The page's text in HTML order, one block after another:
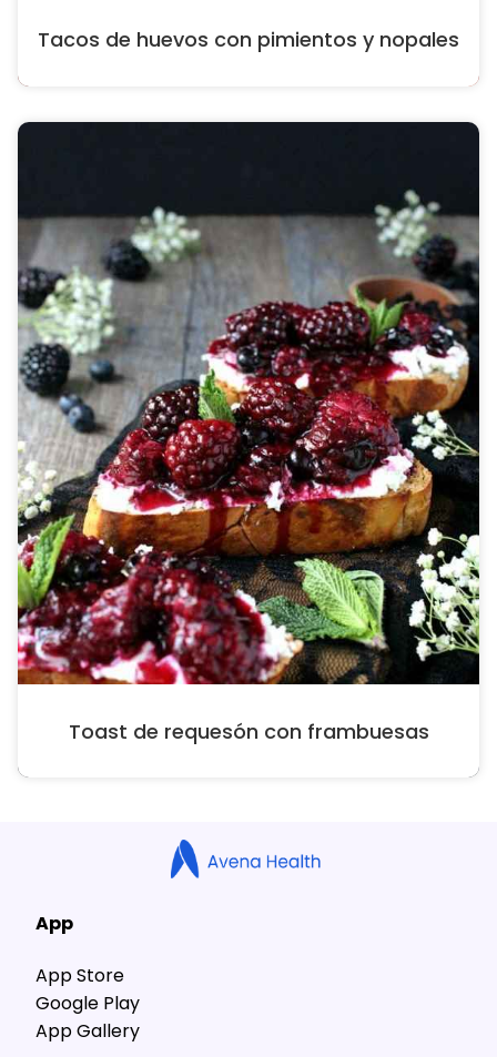
Tacos de huevos con pimientos y nopales
Toast de requesón con frambuesas
App
App Store
Google Play
App Gallery